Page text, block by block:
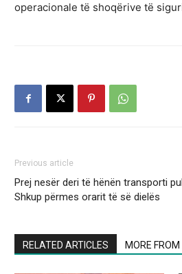
operacionale të shoqërive të
Previous article
Prej nesër deri të hënën transporti
Shkup përmes orarit të së dielës
RELATED ARTICLES MORE